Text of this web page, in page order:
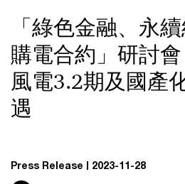
「綠色金融、永
購電合約」研討
風電3.2期及國產
遇
Press Release 2023-11-28